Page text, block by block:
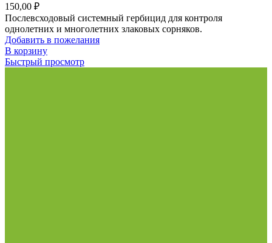
150,00 ₽
Послевсходовый системный гербицид для контроля
однолетних и многолетних злаковых сорняков.
Добавить в пожелания
В корзину
Быстрый просмотр